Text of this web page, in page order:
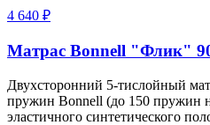
4 640 ₽
Матрас Bonnell "Флик"
Двухсторонний 5-тислойный
пружин Bonnell (до 150 пружин
эластичного синтетического